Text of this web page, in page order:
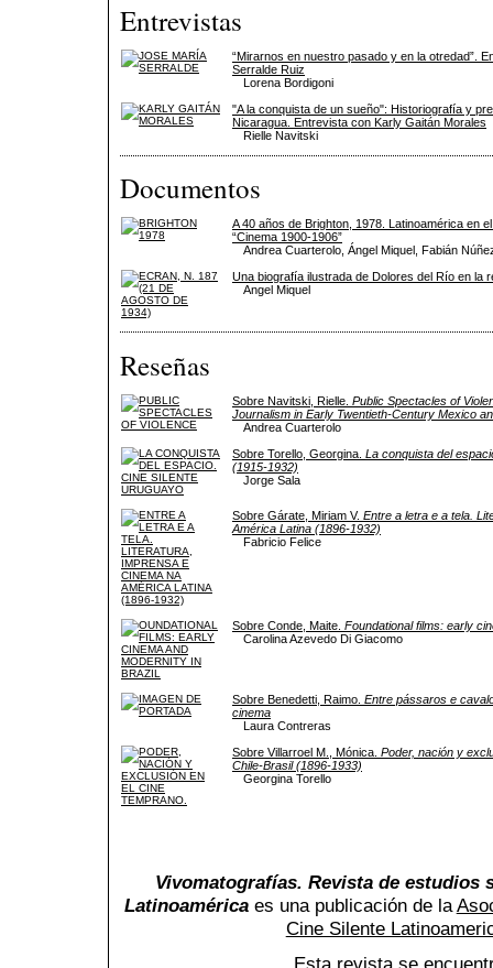
Entrevistas
“Mirarnos en nuestro pasado y en la otredad”.
Serralde Ruiz
Lorena Bordigoni
"A la conquista de un sueño": Historiografía y
Nicaragua. Entrevista con Karly Gaitán Morales
Rielle Navitski
Documentos
A 40 años de Brighton, 1978. Latinoamérica en
“Cinema 1900-1906”
Andrea Cuarterolo, Ángel Miquel, Fabián
Una biografía ilustrada de Dolores del Río en la
Angel Miquel
Reseñas
Sobre Navitski, Rielle. Public Spectacles of
Journalism in Early Twentieth-Century Mexico
Andrea Cuarterolo
Sobre Torello, Georgina. La conquista del
(1915-1932)
Jorge Sala
Sobre Gárate, Miriam V. Entre a letra e a tela.
América Latina (1896-1932)
Fabricio Felice
Sobre Conde, Maite. Foundational films: early
Carolina Azevedo Di Giacomo
Sobre Benedetti, Raimo. Entre pássaros e
cinema
Laura Contreras
Sobre Villarroel M., Mónica. Poder, nación y
Chile-Brasil (1896-1933)
Georgina Torello
Vivomatografías. Revista de estudios
Latinoaméricaes una publicación de la
Cine Silente